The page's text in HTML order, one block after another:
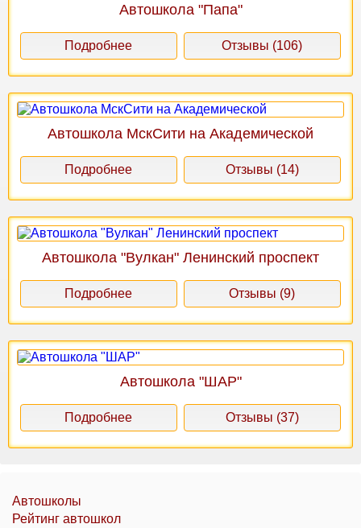
Автошкола "Папа"
Подробнее Отзывы (106)
Автошкола МскСити на Академической
Подробнее Отзывы (14)
Автошкола "Вулкан" Ленинский проспект
Подробнее Отзывы (9)
Автошкола "ШАР"
Подробнее Отзывы (37)
Автошколы
Рейтинг автошкол